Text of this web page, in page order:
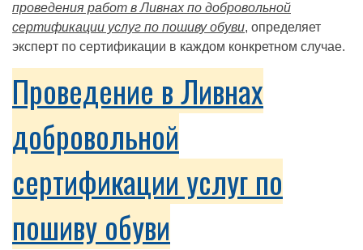
проведения работ в Ливнах по добровольной
сертификации услуг по пошиву обуви, определяет
эксперт по сертификации в каждом конкретном случае.
Проведение в Ливнах
добровольной
сертификации услуг по
пошиву обуви